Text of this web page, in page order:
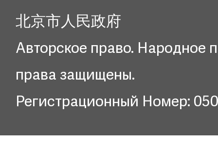
北京市人民政府
Авторское право. Народное
права защищены.
Регистрационный Номер: